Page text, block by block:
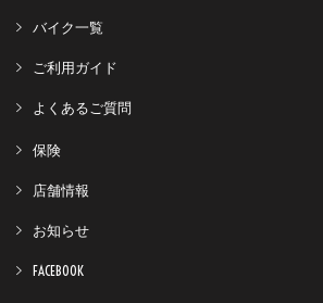
バイク一覧
ご利用ガイド
よくあるご質問
保険
店舗情報
お知らせ
FACEBOOK